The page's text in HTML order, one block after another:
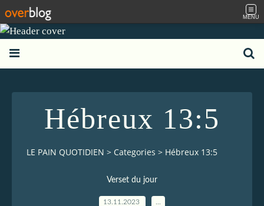
MENU
Hébreux 13:5
LE PAIN QUOTIDIEN > Categories > Hébreux 13:5
Verset du jour
13.11.2023